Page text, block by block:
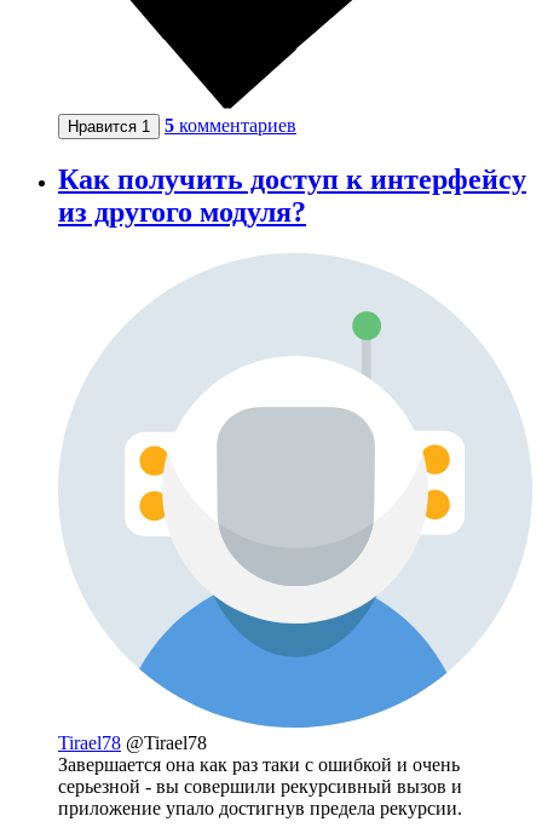
Нравится 1 5 комментариев
Как получить доступ к интерфейсу
из другого модуля?
Tirael78 @Tirael78
Завершается она как раз таки с ошибкой и очень
серьезной - вы совершили рекурсивный вызов и
приложение упало достигнув предела рекурсии.